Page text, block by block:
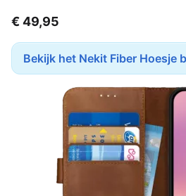
€ 49,95
Bekijk het Nekit Fiber Hoesje